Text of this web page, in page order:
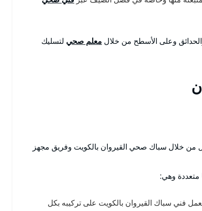
وعلى الأسطح من خلال معلم صحي لتسليك
خلال سباك صحي القيروان بالكويت وفريق مجهز
متعددة وهي:
فني سباك القيروان بالكويت على تركيبه بكل